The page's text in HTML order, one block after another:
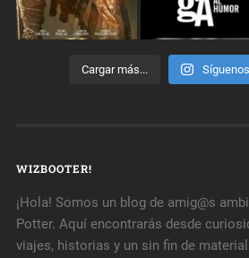
Cargar más...
WIZBOOTER!
¡Hola! Somos un blog de amig@s
Potter. Aquí encontrarás desde
viajes, historias y un sin fin de